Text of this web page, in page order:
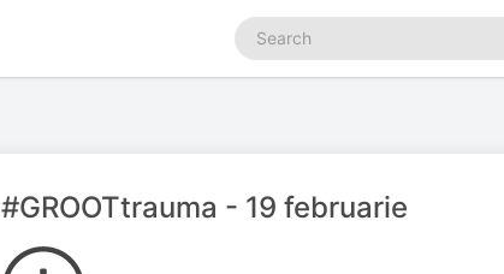
Search
podcasts
#GROOTtrauma - 19 februarie